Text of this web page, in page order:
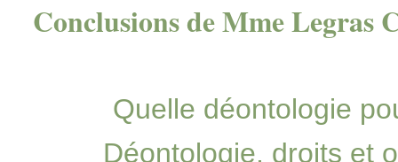
Conclusions de Mme Legras
Quelle déontologie
Déontologie, droits et